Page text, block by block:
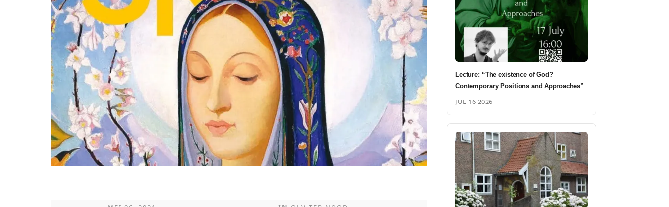
Lecture: “The existence of God?
Contemporary Positions and Approaches”
JUL 16 2026